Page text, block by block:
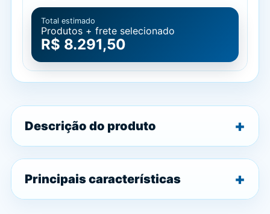
Total estimado
Produtos + frete selecionado
R$ 8.291,50
Descrição do produto
Principais características